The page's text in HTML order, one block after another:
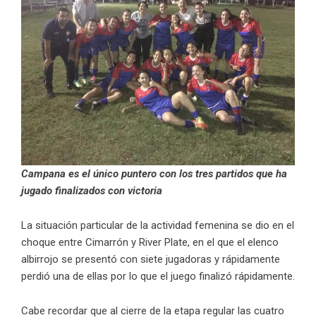
Campana es el único puntero con los tres partidos que ha
jugado finalizados con victoria
La situación particular de la actividad femenina se dio en el
choque entre Cimarrón y River Plate, en el que el elenco
albirrojo se presentó con siete jugadoras y rápidamente
perdió una de ellas por lo que el juego finalizó rápidamente.
Cabe recordar que al cierre de la etapa regular las cuatro